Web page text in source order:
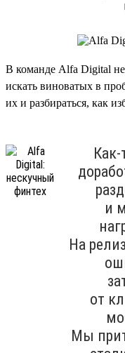
В команде Alfa Digital
искать виноватых в
их и разбираться, как
и
На
от
Мы